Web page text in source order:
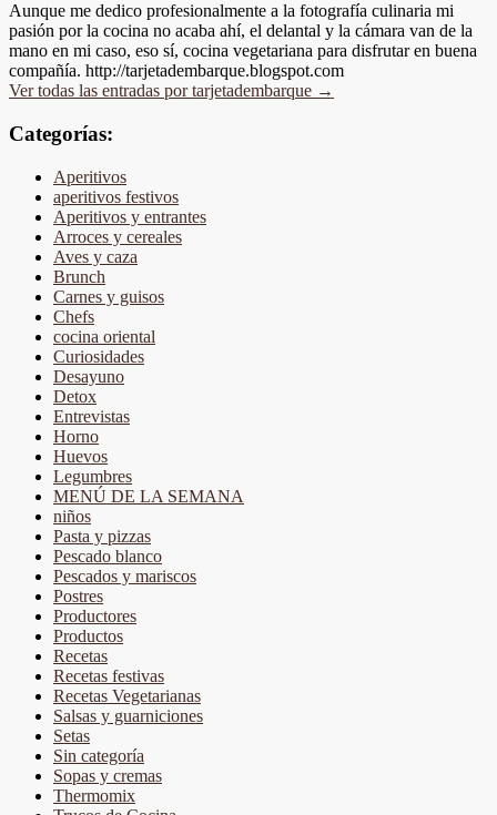
Aunque me dedico profesionalmente a la fotografía culinaria mi
pasión por la cocina no acaba ahí, el delantal y la cámara van de la
mano en mi caso, eso sí, cocina vegetariana para disfrutar en buena
compañía. http://tarjetadembarque.blogspot.com
Ver todas las entradas por tarjetadembarque →
Categorías:
Aperitivos
aperitivos festivos
Aperitivos y entrantes
Arroces y cereales
Aves y caza
Brunch
Carnes y guisos
Chefs
cocina oriental
Curiosidades
Desayuno
Detox
Entrevistas
Horno
Huevos
Legumbres
MENÚ DE LA SEMANA
niños
Pasta y pizzas
Pescado blanco
Pescados y mariscos
Postres
Productores
Productos
Recetas
Recetas festivas
Recetas Vegetarianas
Salsas y guarniciones
Setas
Sin categoría
Sopas y cremas
Thermomix